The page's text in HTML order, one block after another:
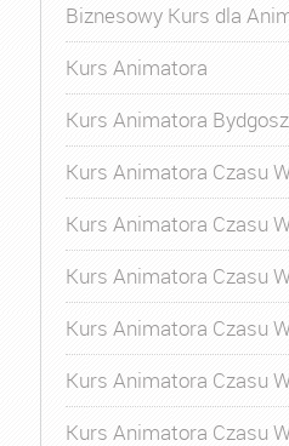
Biznesowy Kurs dla
Kurs Animatora
Kurs Animatora
Kurs Animatora Czasu
Kurs Animatora Czasu
Kurs Animatora Czasu
Kurs Animatora Czasu
Kurs Animatora Czasu
Kurs Animatora Czasu